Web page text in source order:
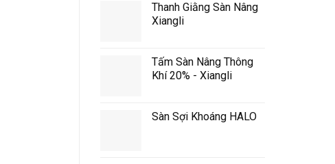
Thanh Giằng Sàn Nâng
Xiangli
Tấm Sàn Nâng Thông
Khí 20% - Xiangli
Sàn Sợi Khoáng HALO